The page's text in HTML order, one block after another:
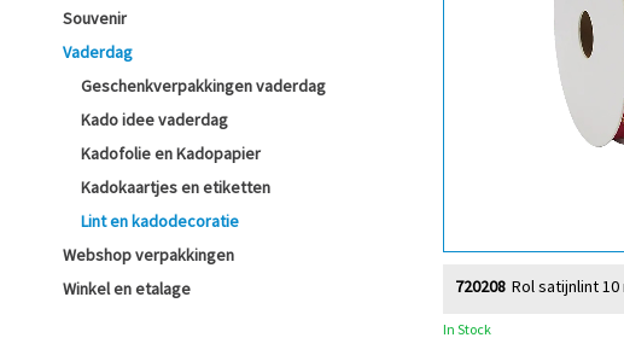
Souvenir
Vaderdag
Geschenkverpakkingen vaderdag
Kado idee vaderdag
Kadofolie en Kadopapier
Kadokaartjes en etiketten
Lint en kadodecoratie
Webshop verpakkingen
Winkel en etalage
Rol satijnlint
720208
In Stock